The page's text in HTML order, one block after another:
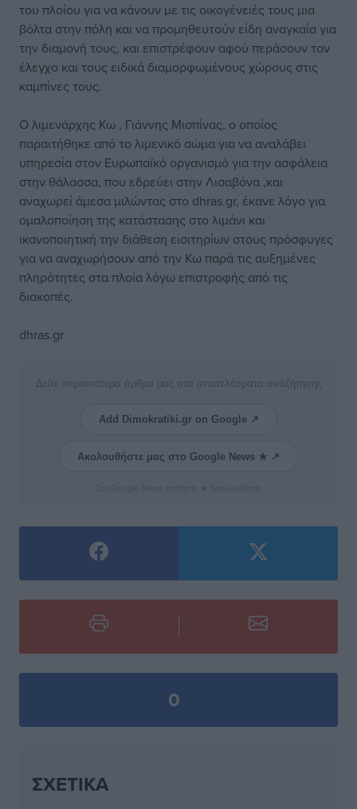
του πλοίου για να κάνουν με τις οικογένειές τους μια
βόλτα στην πόλη και να προμηθευτούν είδη αναγκαία για
την διαμονή τους, και επιστρέφουν αφού περάσουν τον
έλεγχο και τους ειδικά διαμορφωμένους χώρους στις
καμπίνες τους.
Ο λιμενάρχης Κω , Γιάννης Μισπίνας, ο οποίος
παραιτήθηκε από το λιμενικό σώμα για να αναλάβει
υπηρεσία στον Ευρωπαϊκό οργανισμό για την ασφάλεια
στην θάλασσα, που εδρεύει στην Λισαβόνα ,και
αναχωρεί άμεσα μιλώντας στο dhras.gr, έκανε λόγο για
ομαλοποίηση της κατάστασης στο λιμάνι και
ικανοποιητική την διάθεση εισιτηρίων στους πρόσφυγες
για να αναχωρήσουν από την Κω παρά τις αυξημένες
πληρότητες στα πλοία λόγω επιστροφής από τις
διακοπές.
dhras.gr
Δείτε περισσότερα άρθρα μας στα αποτελέσματα αναζήτησης
Add Dimokratiki.gr on Google ↗
Ακολουθήστε μας στο Google News ★ ↗
0
ΣΧΕΤΙΚΆ